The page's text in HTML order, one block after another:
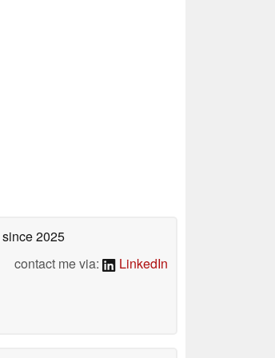
since 2025
contact me via:
LinkedIn